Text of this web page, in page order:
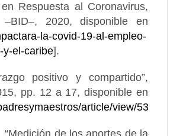
Respuesta al Coronavirus,
2020, disponible en
la-covid-19-al-empleo-
y-el-caribe].
positivo y compartido”,
pp. 12 a 17, disponible en
article/view/5336